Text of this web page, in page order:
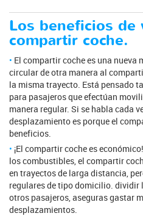
Los beneficios de
compartir coche.
El compartir coche es una nueva
circular de otra manera al
la misma trayecto. Está pensado
para pasajeros que efectúan
manera regular. Si se habla cada
desplazamiento es porque el
beneficios.
¡El compartir coche es
los combustibles, el compartir
en trayectos de larga distancia,
regulares de tipo domicilio. dividir
otros pasajeros, aseguras gastar
desplazamientos.